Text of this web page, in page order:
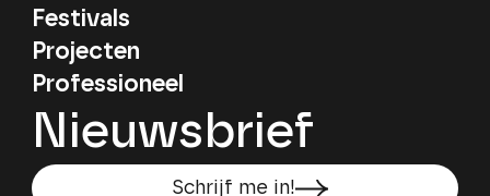
Festivals
Projecten
Professioneel
Nieuwsbrief
Schrijf me in!